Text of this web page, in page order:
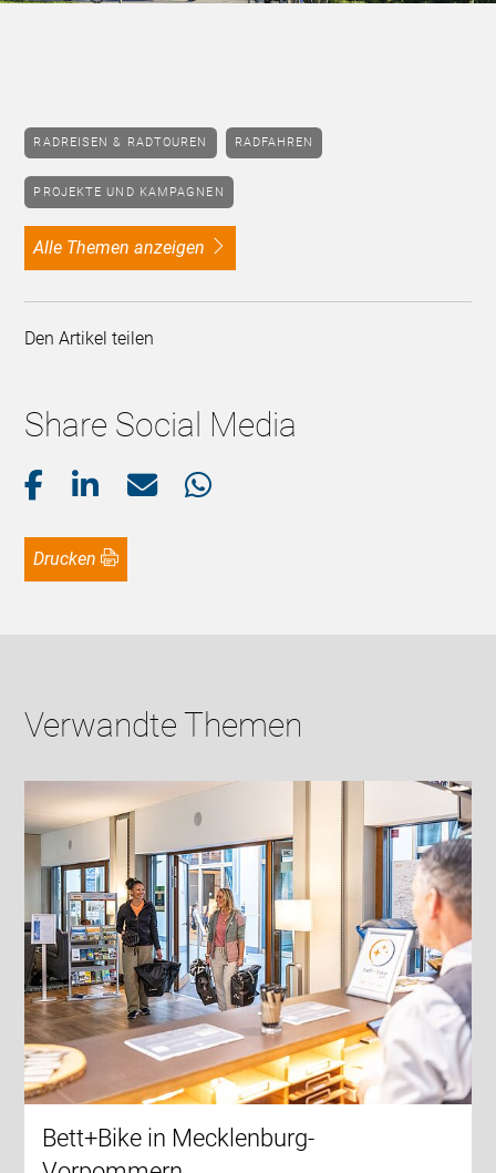
RADREISEN & RADTOUREN RADFAHREN
PROJEKTE UND KAMPAGNEN
alle Themen anzeigen
Den Artikel teilen
Share Social Media
Drucken
Verwandte Themen
Bett+Bike in Mecklenburg-